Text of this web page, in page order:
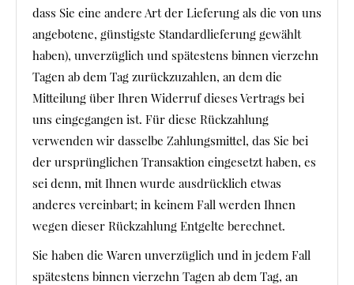
dass Sie eine andere Art der Lieferung als die von uns
angebotene, günstigste Standardlieferung gewählt
haben), unverzüglich und spätestens binnen vierzehn
Tagen ab dem Tag zurückzuzahlen, an dem die
Mitteilung über Ihren Widerruf dieses Vertrags bei
uns eingegangen ist. Für diese Rückzahlung
verwenden wir dasselbe Zahlungsmittel, das Sie bei
der ursprünglichen Transaktion eingesetzt haben, es
sei denn, mit Ihnen wurde ausdrücklich etwas
anderes vereinbart; in keinem Fall werden Ihnen
wegen dieser Rückzahlung Entgelte berechnet.
Sie haben die Waren unverzüglich und in jedem Fall
spätestens binnen vierzehn Tagen ab dem Tag, an